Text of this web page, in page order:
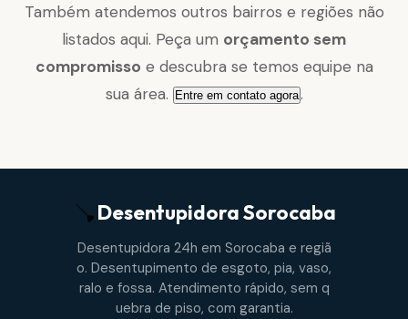
Também atendemos outros bairros e regiões não
listados aqui. Peça um orçamento sem
compromisso e descubra se temos equipe na
sua área. Entre em contato agora.
DesentupidoraSorocaba
Desentupidora 24h em Sorocaba e regiã
o. Desentupimento de esgoto, pia, vaso,
ralo e fossa. Atendimento rápido, sem q
uebra de piso, com garantia.